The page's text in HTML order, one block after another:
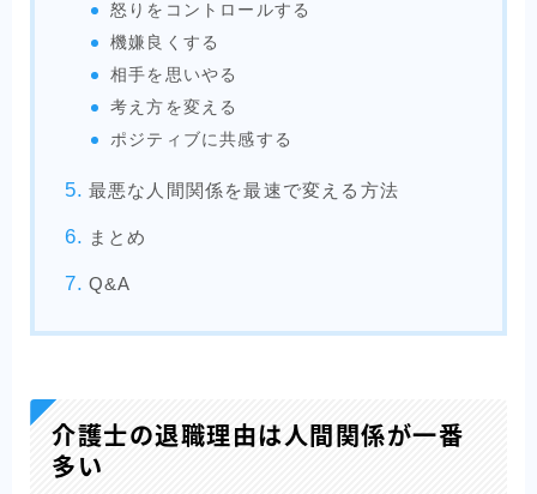
怒りをコントロールする
機嫌良くする
相手を思いやる
考え方を変える
ポジティブに共感する
最悪な人間関係を最速で変える方法
まとめ
Q&A
介護士の退職理由は人間関係が一番
多い